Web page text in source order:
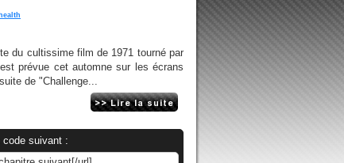
du cultissime film de 1971 tourné par
prévue cet automne sur les écrans
de "Challenge...
code suivant :